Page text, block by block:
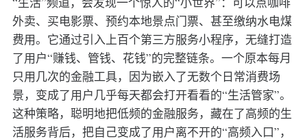
外卖、买电影票、预约本地景点门票、甚至缴纳水电煤
费用。它通过引入上百个第三方服务小程序，无缝打造
了用户“赚钱、管钱、花钱”的完整链条。一个原本每月
只用几次的金融工具，因为嵌入了无数个日常消费场
景，变成了用户几乎每天都会打开看看的“生活管家”。
这种策略，聪明地把低频的金融服务，藏在了高频的生
活服务背后，把自己变成了用户离不开的“高频入口”，